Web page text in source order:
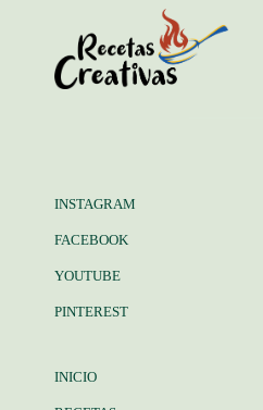
INSTAGRAM
FACEBOOK
YOUTUBE
PINTEREST
INICIO